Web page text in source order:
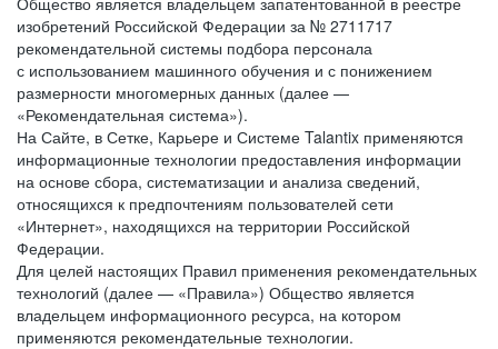
изобретений Российской Федерации за № 2711717
рекомендательной системы подбора персонала
с использованием машинного обучения и с понижением
размерности многомерных данных (далее —
«Рекомендательная система»).
На Сайте, в Сетке, Карьере и Системе Talantix применяются
информационные технологии предоставления информации
на основе сбора, систематизации и анализа сведений,
относящихся к предпочтениям пользователей сети
«Интернет», находящихся на территории Российской
Федерации.
Для целей настоящих Правил применения рекомендательных
технологий (далее — «Правила») Общество является
владельцем информационного ресурса, на котором
применяются рекомендательные технологии.